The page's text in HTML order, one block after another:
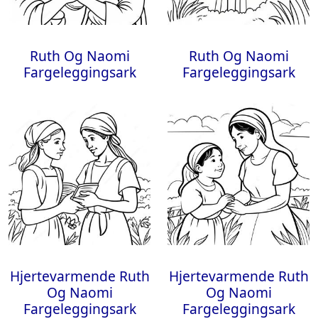
Ruth Og Naomi
Fargeleggingsark
Ruth Og Naomi
Fargeleggingsark
Hjertevarmende Ruth
Og Naomi
Fargeleggingsark
Hjertevarmende Ruth
Og Naomi
Fargeleggingsark